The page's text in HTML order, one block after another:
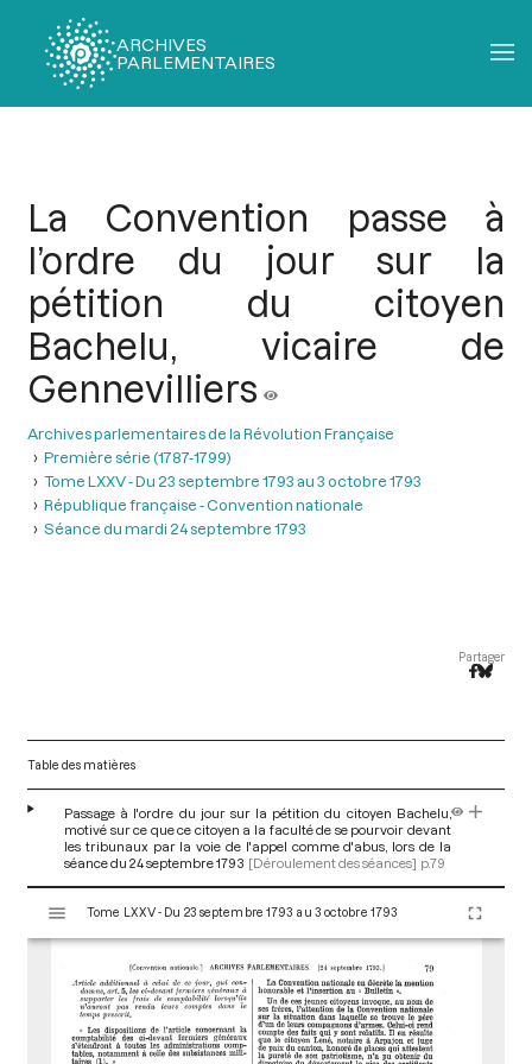
ARCHIVES
PARLEMENTAIRES
La Convention passe à
l’ordre du jour sur la
pétition du citoyen
Bachelu, vicaire de
Gennevilliers
Archives parlementaires de la Révolution Française
Première série (1787-1799)
Tome LXXV - Du 23 septembre 1793 au 3 octobre 1793
République française - Convention nationale
Séance du mardi 24 septembre 1793
Partager
Table des matières
Passage à l'ordre du jour sur la pétition du citoyen Bachelu,
motivé sur ce que ce citoyen a la faculté de se pourvoir devant
les tribunaux par la voie de l'appel comme d'abus, lors de la
séance du 24 septembre 1793 [Déroulement des séances] p.79
s
Tome LXXV - Du 23 septembre 1793 au 3 octobre 1793